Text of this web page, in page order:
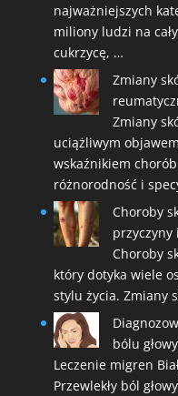
najważniejszych
miliony ludzi na
cukrzycę, …
Zmiany
Zmiany
uciążliwym
wskaźnikiem
różnorodność i
Choroby
przyczyny
Choroby
który dotyka wiele
stylu życia. Zmiany
bólu
Leczenie migren
Przewlekły ból